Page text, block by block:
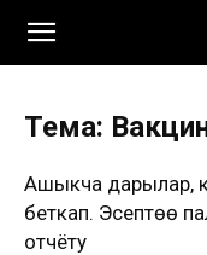
Тема:
Ашыкча дарылар,
беткап. Эсептөө
отчёту